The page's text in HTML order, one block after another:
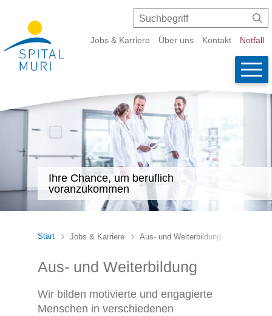
Navigieren in Spital Muri
Suche
Suchbegriff
Metanavigation
Jobs & Karriere Über uns Kontakt Notfall
Ihre Chance, um beruflich
voranzukommen
Start Jobs & Karriere Aus- und Weiterbildung
Aus- und Weiterbildung
Wir bilden motivierte und engagierte
Menschen in verschiedenen